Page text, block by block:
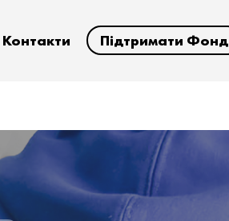
Контакти Підтримати Фонд